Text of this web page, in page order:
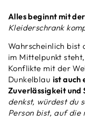
Alles beginnt mit
Kleiderschrank
Wahrscheinlich bist
im Mittelpunkt
Konflikte mit der
Dunkelblau ist auch
Zuverlässigkeit und
denkst, würdest du
Person bist, auf die